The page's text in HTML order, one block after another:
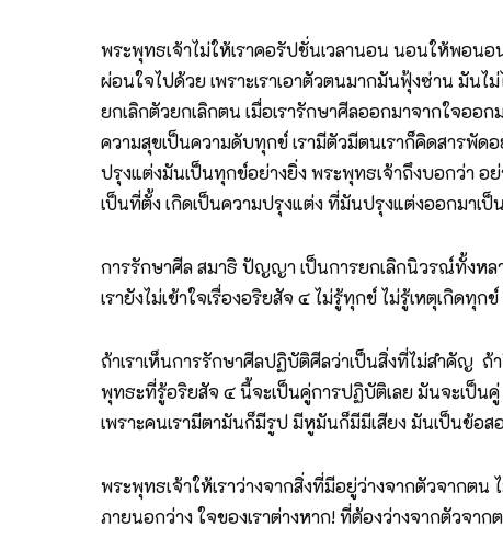
พระพุทธเจ้าไม่ให้เราคอรัปชั่นเวลานอน นอนให้พอน
ผ่อนใจไปด้วย เพราะเราเอาตัวตนมากมันฟุ้งซ่าน มัน
ยกเลิกตัวยกเลิกตน เมื่อเรารักษาศีลออกมาจากใจออ
ความสุขเป็นความดับทุกข์ เรามีตัวมีตนเราก็คิดสารพัด
ปรุงแต่งมันเป็นทุกข์อย่างยิ่ง พระพุทธเจ้าถึงบอกว่า อ
เป็นที่ตั้ง เกิดเป็นความปรุงแต่ง ที่มันปรุงแต่งออกมาเ
การรักษาศีล สมาธิ ปัญญา เป็นการยกเลิกนิวรณ์ทั้งหลา
เรายังไม่เข้าใจเรื่องอริยสัจ ๔ ไม่รู้ทุกข์ ไม่รู้เหตุเกิด
ถ้าเราเห็นการรักษาศีลปฏิบัติศีลว่าเป็นสิ่งที่ไม่สำคัญ
พุทธะที่รู้อริยสัจ ๔ นี้จะเป็นคู่การปฏิบัติเลย มันจะเป็น
เพราะคนเรามีตามันก็มีรูป มีหูมันก็มีมีเสียง มันเป็นข้อ
พระพุทธเจ้าให้เราว่างจากสิ่งที่มีอยู่ว่างจากตัวจากตน
ภายนอกว่าง ใจของเราต่างหาก! ที่ต้องว่างจากตัวจาก